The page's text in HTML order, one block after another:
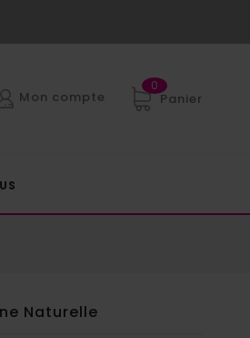
Panier
0
Mon compte
Naturelle